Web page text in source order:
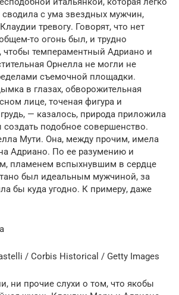
с ума звездных мужчин,
тревогу. Говорят, что нет
то огонь был, и трудно
чтобы темпераментный Адриано и
Орнелла не могли не
съемочной площадки.
в глазах, обворожительная
лице, точеная фигура и
— казалось, природа приложила
создать подобное совершенство.
Мути. Она, между прочим, имела
Адриано. По ее разумению и
пламенем вспыхнувшим в сердце
был идеальным мужчиной, за
бы куда угодно. К примеру, даже
/ Corbis Historical / Getty Images
ни прочие слухи о том, что якобы